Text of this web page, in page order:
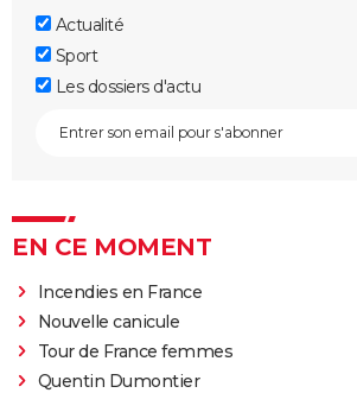
Actualité
Sport
Les dossiers d'actu
EN CE MOMENT
Incendies en France
Nouvelle canicule
Tour de France femmes
Quentin Dumontier